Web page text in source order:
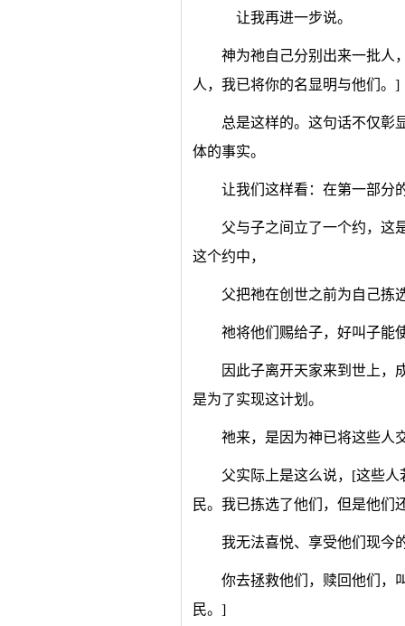
让我再进一步说。
神为祂自己分别出来一批人
人，我已将你的名显明与他们。]
总是这样的。这句话不仅彰
体的事实。
让我们这样看：在第一部分
父与子之间立了一个约，
这个约中，
父把祂在创世之前为自己拣
祂将他们赐给子，好叫子能
因此子离开天家来到世上，
是为了实现这计划。
祂来，是因为神已将这些人
父实际上是这么说，[这些
民。我已拣选了他们，但是他们
我无法喜悦、享受他们现今
你去拯救他们，赎回他们，
民。]